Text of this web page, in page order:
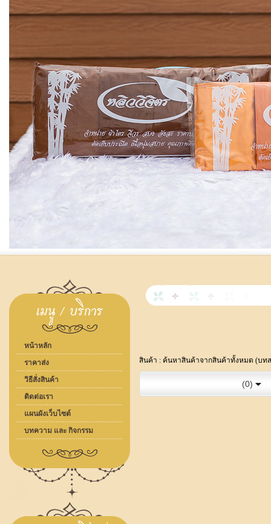
หน้าหลัก
ราคาส่ง
วิธีสั่งสินค้า
ติดต่อเรา
แผนผังเว็บไซต์
บทความ และ กิจกรรม
สินค้า : ค้นหาสินค้าจากสินค้าทั้งหมด (บท
(0)